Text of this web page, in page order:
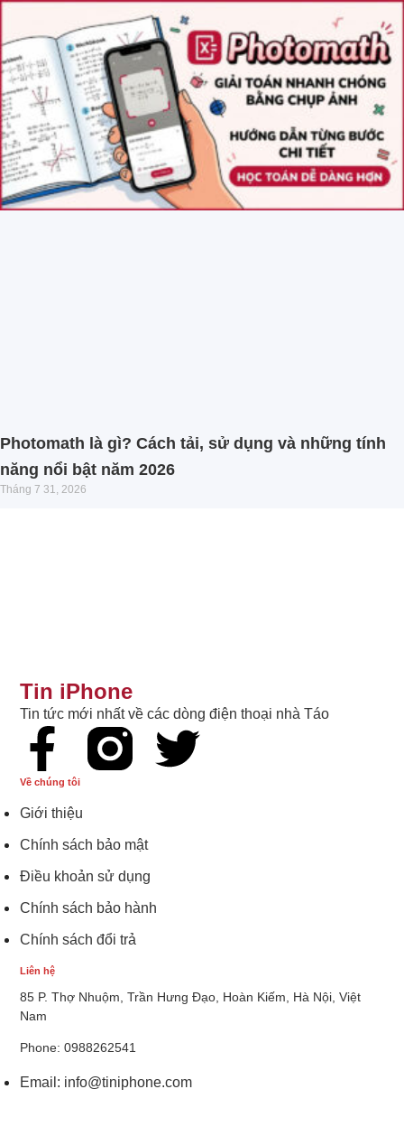
Photomath là gì? Cách tải, sử dụng và những tính
năng nổi bật năm 2026
Tháng 7 31, 2026
Tin iPhone
Tin tức mới nhất về các dòng điện thoại nhà Táo
Liên hệ
85 P. Thợ Nhuộm, Trần Hưng Đạo, Hoàn Kiếm, Hà Nội, Việt
Nam
Phone: 0988262541
Email: info@tiniphone.com
Về chúng tôi
Giới thiệu
Chính sách bảo mật
Điều khoản sử dụng
Chính sách bảo hành
Chính sách đổi trả